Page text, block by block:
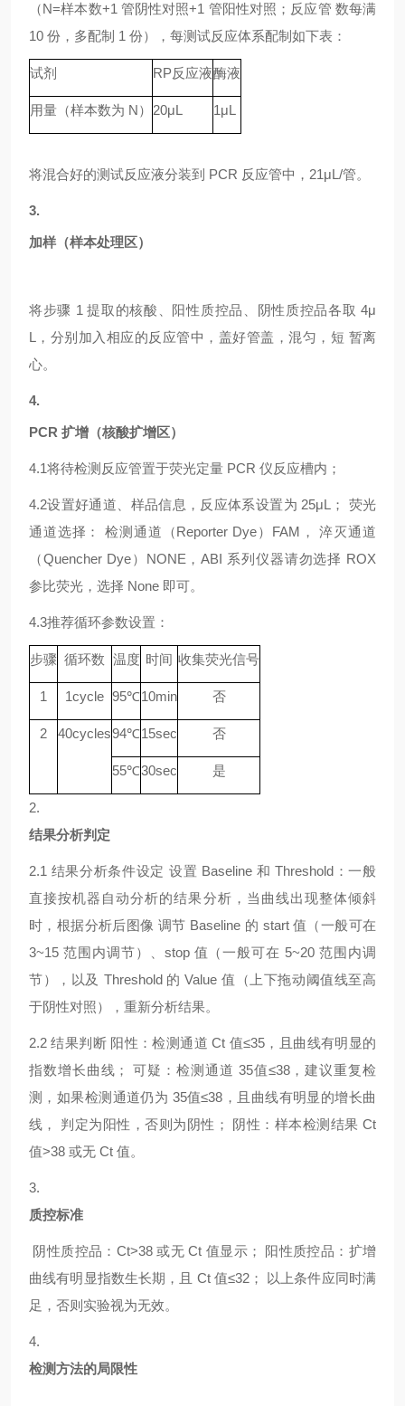
（N=样本数+1 管阴性对照+1 管阳性对照；反应管 数每满
10 份，多配制 1 份），每测试反应体系配制如下表：
试剂 RP反应液酶液
用量（样本数为 N） 20μL 1μL
将混合好的测试反应液分装到 PCR 反应管中，21μL/管。
3.
加样（样本处理区）
将步骤 1 提取的核酸、阳性质控品、阴性质控品各取 4μ
L，分别加入相应的反应管中，盖好管盖，混匀，短 暂离
心。
4.
PCR 扩增（核酸扩增区）
4.1将待检测反应管置于荧光定量 PCR 仪反应槽内；
4.2设置好通道、样品信息，反应体系设置为 25μL； 荧光
通道选择： 检测通道（Reporter Dye）FAM， 淬灭通道
（Quencher Dye）NONE，ABI 系列仪器请勿选择 ROX
参比荧光，选择 None 即可。
4.3推荐循环参数设置：
步骤 循环数 温度 时间 收集荧光信号
1 1cycle 95℃10min 否
2 40cycles94℃15sec 否
55℃30sec 是
2.
结果分析判定
2.1 结果分析条件设定 设置 Baseline 和 Threshold：一般
直接按机器自动分析的结果分析，当曲线出现整体倾斜
时，根据分析后图像 调节 Baseline 的 start 值（一般可在
3~15 范围内调节）、stop 值（一般可在 5~20 范围内调
节），以及 Threshold 的 Value 值（上下拖动阈值线至高
于阴性对照），重新分析结果。
2.2结果判断 阳性：检测通道 Ct 值≤35，且曲线有明显的
指数增长曲线； 可疑：检测通道 35值≤38，建议重复检
测，如果检测通道仍为 35值≤38，且曲线有明显的增长曲
线， 判定为阳性，否则为阴性； 阴性：样本检测结果 Ct
值>38 或无 Ct 值。
3.
质控标准
阴性质控品： Ct>38 或无 Ct 值显示； 阳性质控品：扩增
曲线有明显指数生长期，且 Ct 值≤32； 以上条件应同时满
足，否则实验视为无效。
4.
检测方法的局限性